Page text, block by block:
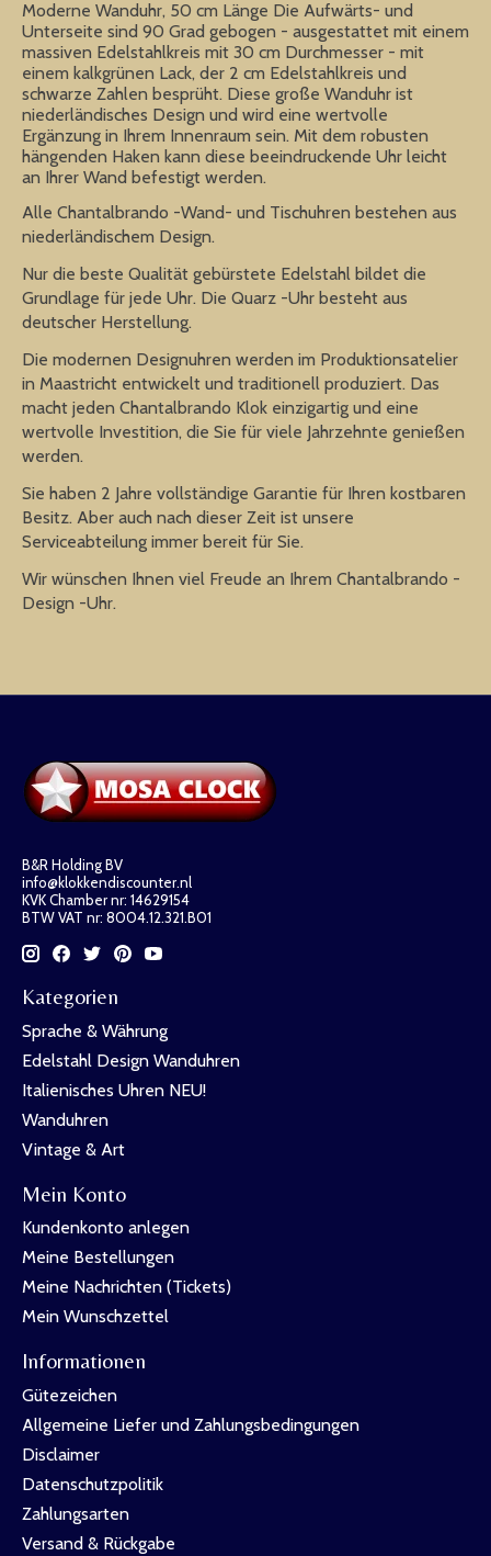
Moderne Wanduhr, 50 cm Länge Die Aufwärts- und
Unterseite sind 90 Grad gebogen - ausgestattet mit einem
massiven Edelstahlkreis mit 30 cm Durchmesser - mit
einem kalkgrünen Lack, der 2 cm Edelstahlkreis und
schwarze Zahlen besprüht. Diese große Wanduhr ist
niederländisches Design und wird eine wertvolle
Ergänzung in Ihrem Innenraum sein. Mit dem robusten
hängenden Haken kann diese beeindruckende Uhr leicht
an Ihrer Wand befestigt werden.
Alle Chantalbrando -Wand- und Tischuhren bestehen aus
niederländischem Design.
Nur die beste Qualität gebürstete Edelstahl bildet die
Grundlage für jede Uhr. Die Quarz -Uhr besteht aus
deutscher Herstellung.
Die modernen Designuhren werden im Produktionsatelier
in Maastricht entwickelt und traditionell produziert. Das
macht jeden Chantalbrando Klok einzigartig und eine
wertvolle Investition, die Sie für viele Jahrzehnte genießen
werden.
Sie haben 2 Jahre vollständige Garantie für Ihren kostbaren
Besitz. Aber auch nach dieser Zeit ist unsere
Serviceabteilung immer bereit für Sie.
Wir wünschen Ihnen viel Freude an Ihrem Chantalbrando -
Design -Uhr.
B&R Holding BV
info@klokkendiscounter.nl
KVK Chamber nr: 14629154
BTW VAT nr: 8004.12.321.B01
Kategorien
Sprache & Währung
Edelstahl Design Wanduhren
Italienisches Uhren NEU!
Wanduhren
Vintage & Art
Mein Konto
Kundenkonto anlegen
Meine Bestellungen
Meine Nachrichten (Tickets)
Mein Wunschzettel
Informationen
Gütezeichen
Allgemeine Liefer und Zahlungsbedingungen
Disclaimer
Datenschutzpolitik
Zahlungsarten
Versand & Rückgabe